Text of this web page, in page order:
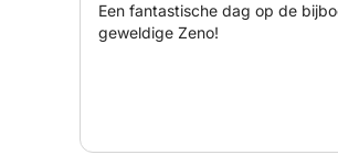
De huurprijs is inclusief
Neem contact met ons op
Een fantastische dag op de
geweldige Zeno!